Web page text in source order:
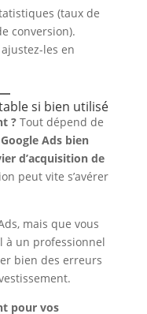
(taux de
conversion).
les en
si bien utilisé
?Tout dépend de
Ads bien
d’acquisition de
peut vite s’avérer
mais que vous
à un professionnel
bien des erreurs
pour vos